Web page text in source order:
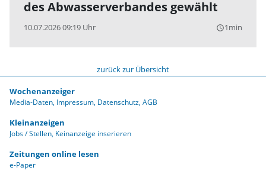
des Abwasserverbandes gewählt
10.07.2026 09:19 Uhr query_builder1min
zurück zur Übersicht
Wochenanzeiger
Media-Daten Impressum Datenschutz AGB
Kleinanzeigen
Jobs / Stellen Keinanzeige inserieren
Zeitungen online lesen
e-Paper